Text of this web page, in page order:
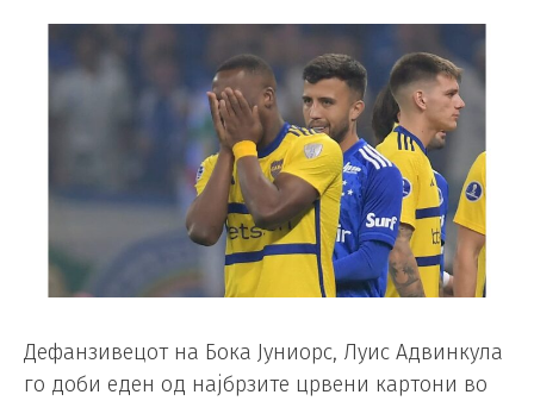
Дефанзивецот на Бока Јуниорс, Луис Адвинкула
го доби еден од најбрзите црвени картони во